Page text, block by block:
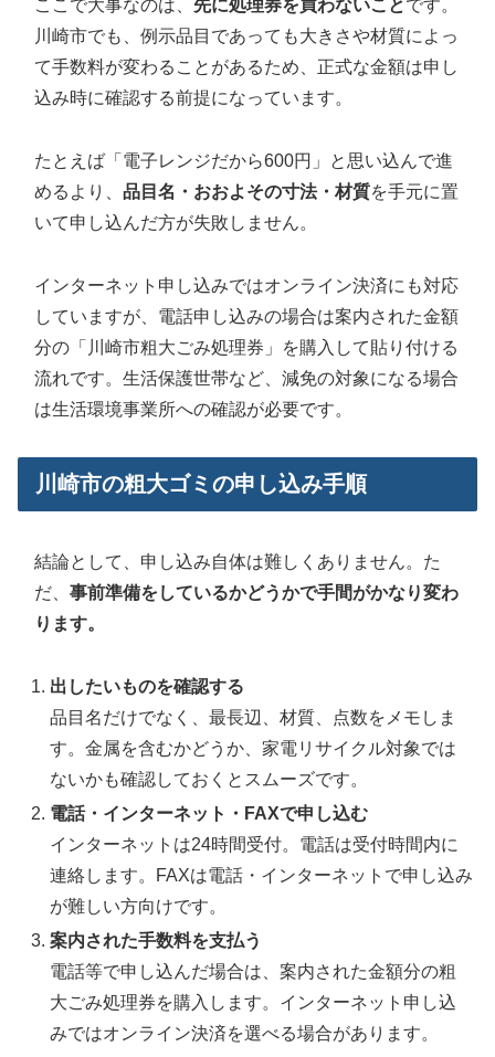
ここで大事なのは、 先に処理券を買わないことです。
川崎市でも、例示品目であっても大きさや材質によっ
て手数料が変わることがあるため、正式な金額は申し
込み時に確認する前提になっています。
たとえば「電子レンジだから600円」と思い込んで進
めるより、 品目名・おおよその寸法・材質を手元に置
いて申し込んだ方が失敗しません。
インターネット申し込みではオンライン決済にも対応
していますが、電話申し込みの場合は案内された金額
分の「川崎市粗大ごみ処理券」を購入して貼り付ける
流れです。生活保護世帯など、減免の対象になる場合
は生活環境事業所への確認が必要です。
川崎市の粗大ゴミの申し込み手順
結論として、申し込み自体は難しくありません。た
だ、 事前準備をしているかどうかで手間がかなり変わ
ります。
出したいものを確認する
品目名だけでなく、最長辺、材質、点数をメモしま
す。金属を含むかどうか、家電リサイクル対象では
ないかも確認しておくとスムーズです。
電話・インターネット・FAXで申し込む
インターネットは24時間受付。電話は受付時間内に
連絡します。FAXは電話・インターネットで申し込み
が難しい方向けです。
案内された手数料を支払う
電話等で申し込んだ場合は、案内された金額分の粗
大ごみ処理券を購入します。インターネット申し込
みではオンライン決済を選べる場合があります。